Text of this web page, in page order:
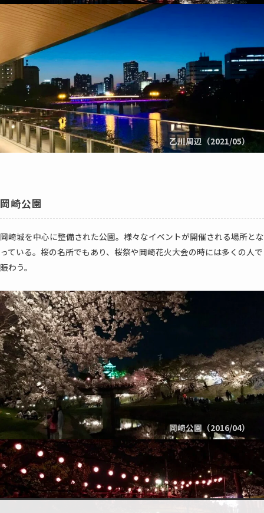
乙川周辺（2021/05）
岡崎公園
岡崎城を中心に整備された公園。様々なイベントが開催される場所とな
っている。桜の名所でもあり、桜祭や岡崎花火大会の時には多くの人で
賑わう。
岡崎公園（2016/04）